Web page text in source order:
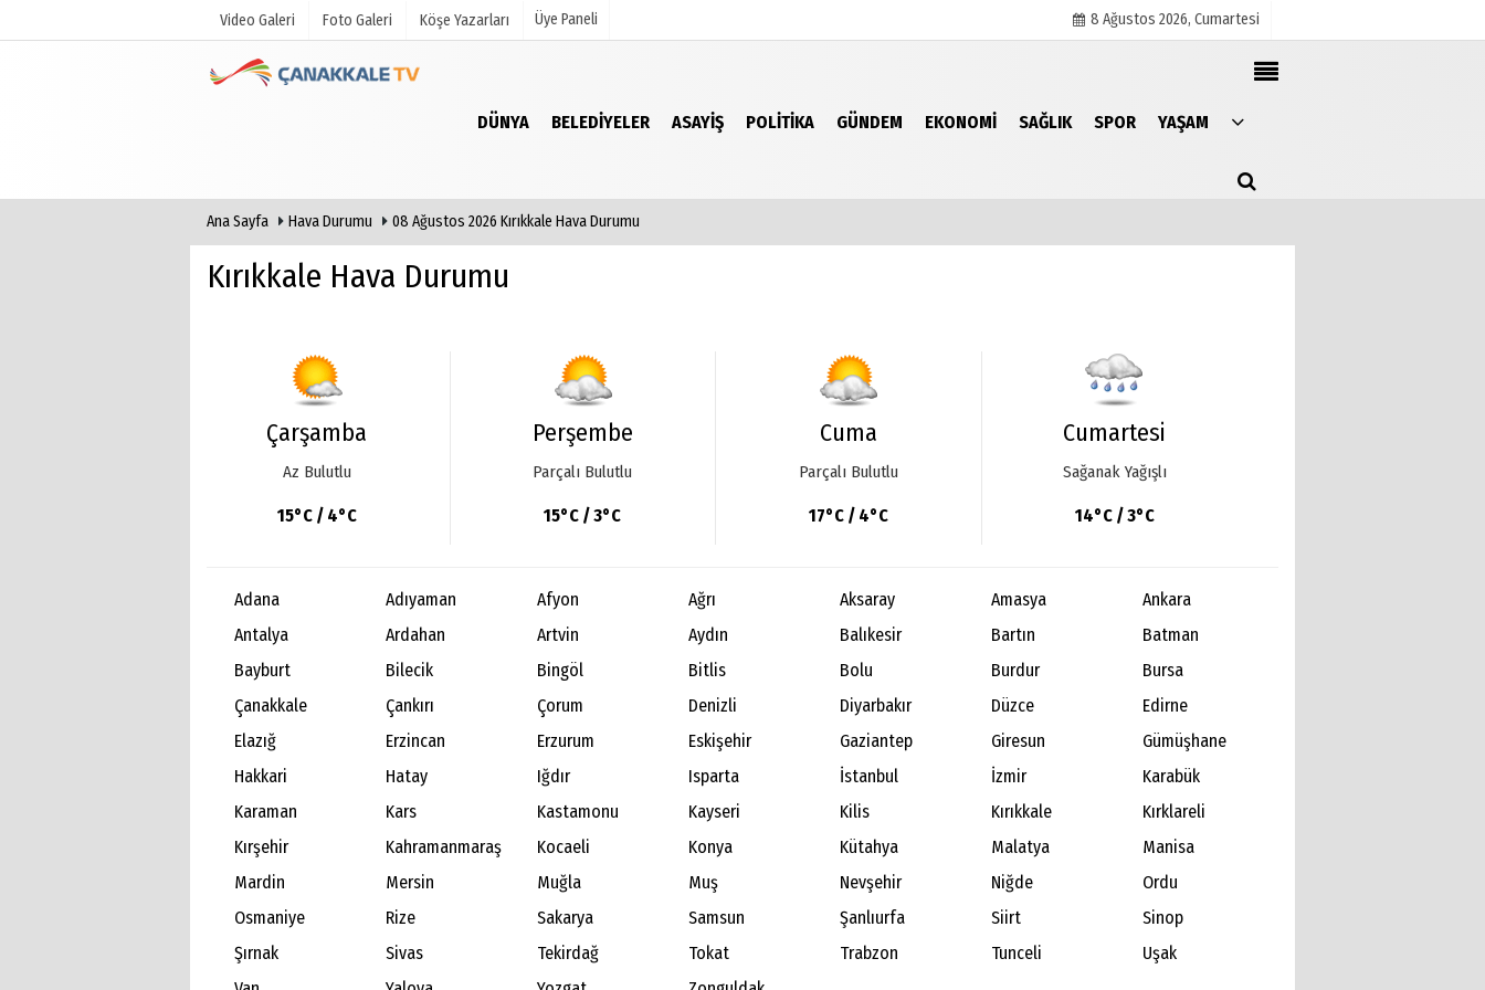
Video Galeri Foto Galeri Köşe Yazarları Üye Paneli 8 Ağustos 2026, Cumartesi
DÜNYA BELEDIYELER ASAYIŞ POLITIKA GÜNDEM EKONOMI SAĞLIK SPOR YAŞAM
Gazete Arşivi
Hava Durumu
Anketler
Biyografiler
Köşe Yazarları
Künye
Ana Sayfa Hava Durumu 08 Ağustos 2026 Kırıkkale Hava Durumu
Kırıkkale Hava Durumu
Çarşamba
Az Bulutlu
15°C / 4°C
Perşembe
Parçalı Bulutlu
15°C / 3°C
Cuma
Parçalı Bulutlu
17°C / 4°C
Cumartesi
Sağanak Yağışlı
14°C / 3°C
Adana Adıyaman Afyon Ağrı Aksaray Amasya
Ankara
Antalya
Ardahan Artvin Aydın Balıkesir Bartın
Batman
Bayburt
Bilecik Bingöl Bitlis Bolu Burdur
Bursa
Çanakkale
Çankırı Çorum Denizli Diyarbakır Düzce
Edirne
Elazığ
Erzincan Erzurum Eskişehir Gaziantep Giresun
Gümüşhane
Hakkari
Hatay Iğdır Isparta İstanbul İzmir
Karabük
Karaman
Kars Kastamonu Kayseri Kilis Kırıkkale
Kırklareli
Kırşehir
Kahramanmaraş Kocaeli Konya Kütahya Malatya
Manisa
Mardin
Mersin Muğla Muş Nevşehir Niğde
Ordu
Osmaniye
Rize Sakarya Samsun Şanlıurfa Siirt
Sinop
Şırnak
Sivas Tekirdağ Tokat Trabzon Tunceli
Uşak